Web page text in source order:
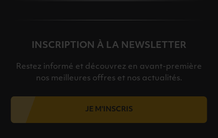
INSCRIPTION À LA NEWSLETTER
Restez informé et découvrez en avant-première
nos meilleures offres et nos actualités.
JE M'INSCRIS